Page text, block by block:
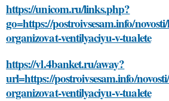
https://unicom.ru/links.php?
go=https://postroivsesam.info/
organizovat-ventilyaciyu-v-tualete
https://vl.4banket.ru/away?
url=https://postroivsesam.info/
organizovat-ventilyaciyu-v-tualete